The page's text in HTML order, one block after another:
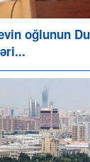
oğlunun